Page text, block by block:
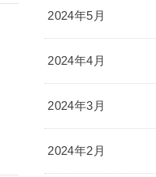
2024年5月
2024年4月
2024年3月
2024年2月